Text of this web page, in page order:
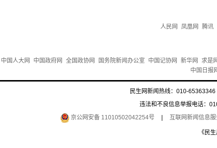
人民网 凤凰网 腾讯
中国人大网 中国政府网 全国政协网 国务院新闻办公室 中国记协网 新华网
求是
中国日报
民生网新闻热线：010-
违法和不良信息举报电话：
京公网安备 11010502042254号
互联网新闻信息
《民